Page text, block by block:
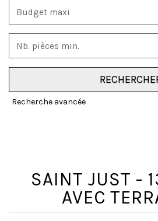
Recherche avancée
SAINT JUST - 13013 - T1
AVEC